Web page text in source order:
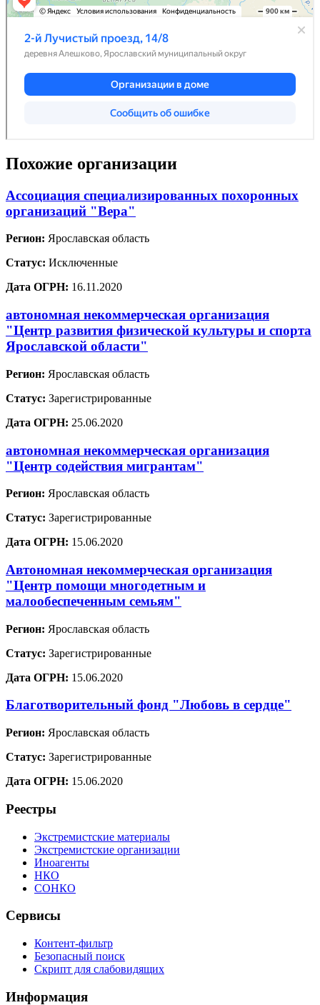
Похожие организации
Ассоциация специализированных похоронных
организаций "Вера"
Регион: Ярославская область
Статус: Исключенные
Дата ОГРН: 16.11.2020
автономная некоммерческая организация
"Центр развития физической культуры и спорта
Ярославской области"
Регион: Ярославская область
Статус: Зарегистрированные
Дата ОГРН: 25.06.2020
автономная некоммерческая организация
"Центр содействия мигрантам"
Регион: Ярославская область
Статус: Зарегистрированные
Дата ОГРН: 15.06.2020
Автономная некоммерческая организация
"Центр помощи многодетным и
малообеспеченным семьям"
Регион: Ярославская область
Статус: Зарегистрированные
Дата ОГРН: 15.06.2020
Благотворительный фонд "Любовь в сердце"
Регион: Ярославская область
Статус: Зарегистрированные
Дата ОГРН: 15.06.2020
Реестры
Экстремистские материалы
Экстремистские организации
Иноагенты
НКО
СОНКО
Сервисы
Контент-фильтр
Безопасный поиск
Скрипт для слабовидящих
Информация